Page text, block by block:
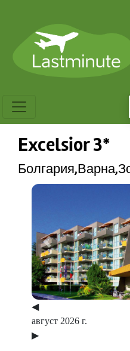
Excelsior 3*
Previous
◀
август 2026 г.
▶